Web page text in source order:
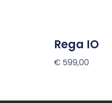
Rega IO
€599,00